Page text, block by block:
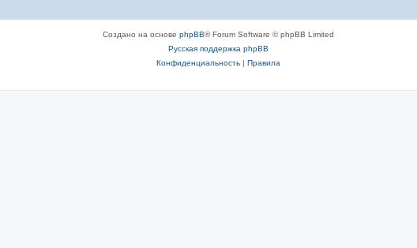
Создано на основе phpBB® Forum Software © phpBB Limited
Русская поддержка phpBB
Конфиденциальность| Правила